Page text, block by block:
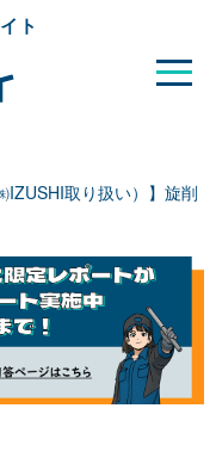
ト
IZUSHI取り扱い）】旋削